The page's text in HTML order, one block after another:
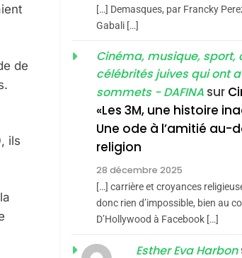
de
ils
Accords
L’alliance
S’étendre À
D’Amérique
ISRAÉL JUDAISME
5
Meurtrière
Rapport
Contre
FRANCE ISRAÉL
FIÈRE, DIGNE
RÉSILIENTE :
[…] Demasques, par Francky
Gabali […]
Cinéma, musique, sport,
célébrités juives qui ont
sommets - DAFINA sur
«Les 3M, une histoire
Une ode à l’amitié au-
religion
28 décembre 2025
[…] carrière et croyances
donc rien d’impossible, bien au
D’Hollywood à Facebook […]
Esther Eva Harbon